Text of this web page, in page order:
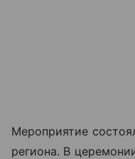
Мероприятие
региона. В